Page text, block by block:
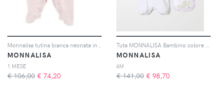
MONNALISA
1 MESE
€ 106,00 € 74,20
MONNALISA
6M
€ 141,00 € 98,70